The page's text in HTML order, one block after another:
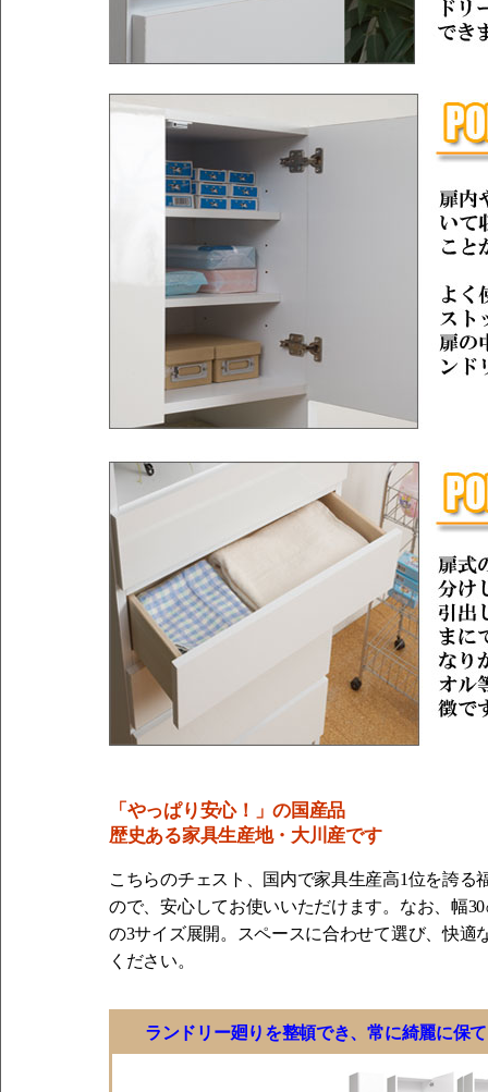
「やっぱり安心！」の国産品
歴史ある家具生産地・大川産です
こちらのチェスト、国内で家具生産高1位を誇る
ので、安心してお使いいただけます。なお、幅
の3サイズ展開。スペースに合わせて選び、快適
ください。
ランドリー廻りを整頓でき、常に綺麗に保